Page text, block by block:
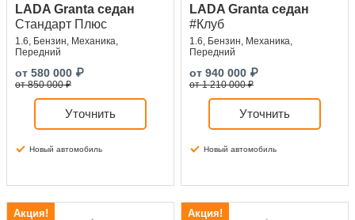
LADA Granta седан
Стандарт Плюс
1.6, Бензин, Механика,
Передний
от 580 000 ₽
от 850 000 ₽
Уточнить
Новый автомобиль
LADA Granta седан
#Клуб
1.6, Бензин, Механика,
Передний
от 940 000 ₽
от 1 210 000 ₽
Уточнить
Новый автомобиль
Акция! Акция!